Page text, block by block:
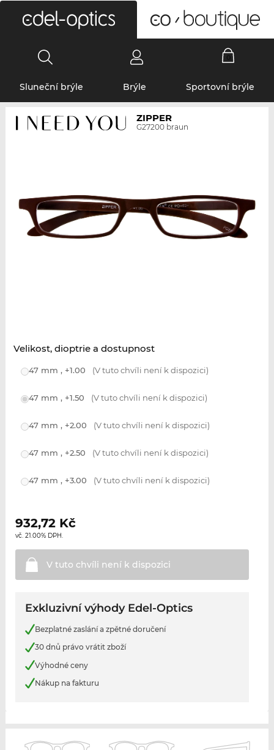
Sluneční brýle Brýle Sportovní brýle
ZIPPER
G27200 braun
Velikost, dioptrie a dostupnost
47 mm , +1.00 (V tuto chvíli není k dispozici)
47 mm , +1.50 (V tuto chvíli není k dispozici)
47 mm , +2.00 (V tuto chvíli není k dispozici)
47 mm , +2.50 (V tuto chvíli není k dispozici)
47 mm , +3.00 (V tuto chvíli není k dispozici)
932,72Kč
vč. 21.00% DPH.
V tuto chvíli není k dispozici
Exkluzivní výhody Edel-Optics
Bezplatné zaslání a zpětné doručení
30 dnů právo vrátit zboží
Výhodné ceny
Nákup na fakturu